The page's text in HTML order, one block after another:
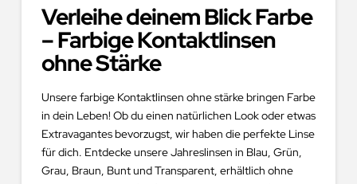
Verleihe deinem Blick Farbe
– Farbige Kontaktlinsen
ohne Stärke
Unsere farbige Kontaktlinsen ohne stärke bringen Farbe
in dein Leben! Ob du einen natürlichen Look oder etwas
Extravagantes bevorzugst, wir haben die perfekte Linse
für dich. Entdecke unsere Jahreslinsen in Blau, Grün,
Grau, Braun, Bunt und Transparent, erhältlich ohne